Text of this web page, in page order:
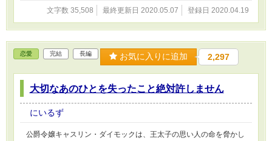
文字数 35,508 最終更新日 2020.05.07 登録日 2020.04.19
恋愛 完結 長編 お気に入りに追加 2,297
大切なあのひとを失ったこと絶対許しません
にいるず
公爵令嬢キャスリン・ダイモックは、王太子の思い人の命を脅かし